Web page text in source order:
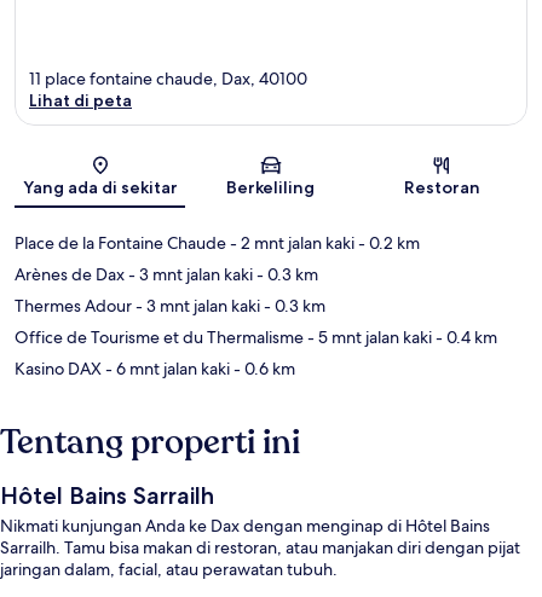
Peta
11 place fontaine chaude, Dax, 40100
Lihat di peta
Yang ada di sekitar Berkeliling Restoran
Place de la Fontaine Chaude- 2 mnt jalan kaki- 0.2 km
Arènes de Dax- 3 mnt jalan kaki- 0.3 km
Thermes Adour- 3 mnt jalan kaki- 0.3 km
Office de Tourisme et du Thermalisme- 5 mnt jalan kaki- 0.4 km
Kasino DAX- 6 mnt jalan kaki- 0.6 km
Tentang properti ini
Hôtel Bains Sarrailh
Nikmati kunjungan Anda ke Dax dengan menginap di Hôtel Bains
Sarrailh. Tamu bisa makan di restoran, atau manjakan diri dengan pijat
jaringan dalam, facial, atau perawatan tubuh.